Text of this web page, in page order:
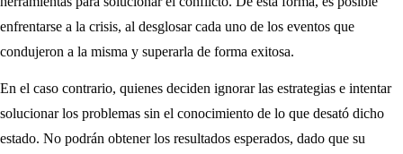
enfrentarse a la crisis, al desglosar cada uno de los eventos que
condujeron a la misma y superarla de forma exitosa.
En el caso contrario, quienes deciden ignorar las estrategias e intentar
solucionar los problemas sin el conocimiento de lo que desató dicho
estado. No podrán obtener los resultados esperados, dado que su